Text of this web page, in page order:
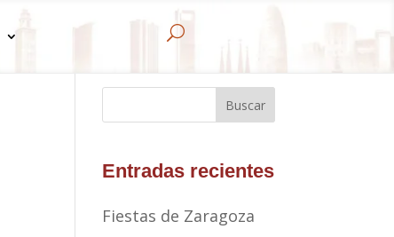
U
Buscar
Entradas recientes
Fiestas de Zaragoza